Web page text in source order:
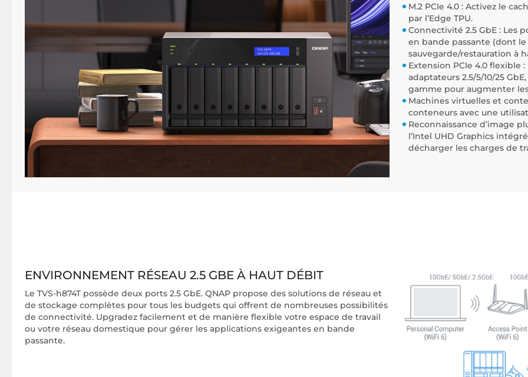
M.2 PCIe 4.0 : Activez le
par l’Edge TPU.
Connectivité 2.5 GbE : Les
en bande passante (dont
sauvegarde/restauration à
Extension PCIe 4.0 flexible
adaptateurs 2.5/5/10/25
gamme pour augmenter
Machines virtuelles et
conteneurs avec une
Reconnaissance d’image
l’Intel UHD Graphics
décharger les charges de
ENVIRONNEMENT RÉSEAU 2.5 GBE À HAUT DÉBIT
Le TVS-h874T possède deux ports 2.5 GbE. QNAP propose des solutions de réseau et
de stockage complètes pour tous les budgets qui offrent de nombreuses possibilités
de connectivité. Upgradez facilement et de manière flexible votre espace de travail
ou votre réseau domestique pour gérer les applications exigeantes en bande
passante.